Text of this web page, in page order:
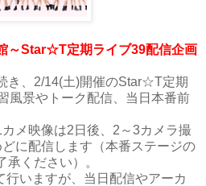
～Star☆T定期ライブ39配信企画
き、2/14(土)開催のStar☆T定期
風景やトーク配信、当日本番前
メ映像は2日後、2～3カメラ撮
に配信します（本番ステージの
ください）。
行いますが、当日配信やアーカ